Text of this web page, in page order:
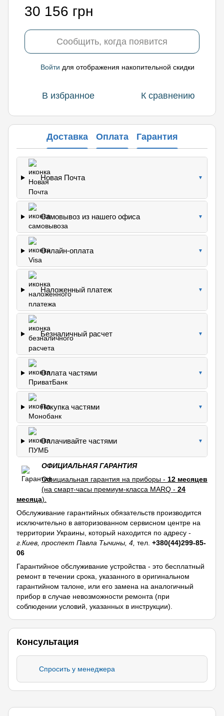
30 156 грн
Сообщить, когда появится
Войти для отображения накопительной скидки
В избранное К сравнению
Доставка Оплата Гарантия
Новая Почта ▼
Самовывоз из нашего офиса ▼
Онлайн-оплата ▼
Наложенный платеж ▼
Безналичный расчет ▼
Оплата частями ▼
Покупка частями ▼
Оплачивайте частями ▼
ОФИЦИАЛЬНАЯ ГАРАНТИЯ
Официальная гарантия на приборы - 12 месяцев
(на смарт-часы премиум-класса MARQ - 24
месяца).
Обслуживание гарантийных обязательств производится
исключительно в авторизованном сервисном центре на
территории Украины, который находится по адресу -
г.Киев, проспект Павла Тычины, 4, тел. +380(44)299-85-
06
Гарантийное обслуживание устройства - это бесплатный
ремонт в течении срока, указанного в оригинальном
гарантийном талоне, или его замена на аналогичный
прибор в случае невозможности ремонта (при
соблюдении условий, указанных в инструкции).
Консультация
Спросить у менеджера